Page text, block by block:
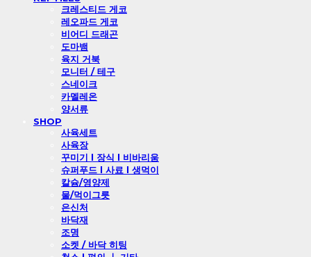
크레스티드 게코
레오파드 게코
비어디 드래곤
도마뱀
육지 거북
모니터 / 테구
스네이크
카멜레온
양서류
SHOP
사육세트
사육장
꾸미기 l 장식 l 비바리움
슈퍼푸드 l 사료 l 생먹이
칼슘/영양제
물/먹이그릇
은신처
바닥재
조명
소켓 / 바닥 히팅